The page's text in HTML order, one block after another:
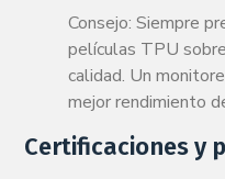
Consejo: Siempre
películas TPU
calidad. Un
mejor rendimiento
Certificaciones y